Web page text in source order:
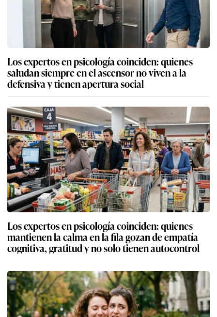
Los expertos en psicología coinciden: quienes
saludan siempre en el ascensor no viven a la
defensiva y tienen apertura social
Los expertos en psicología coinciden: quienes
mantienen la calma en la fila gozan de empatía
cognitiva, gratitud y no solo tienen autocontrol